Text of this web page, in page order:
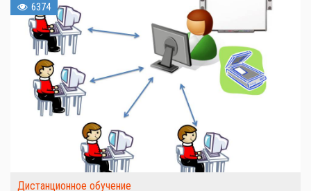
6374
Дистанционное обучение